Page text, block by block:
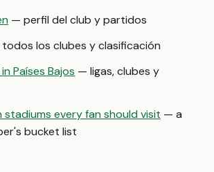
— perfil del club y partidos
los clubes y clasificación
Países Bajos — ligas, clubes y
stadiums every fan should visit — a
bucket list